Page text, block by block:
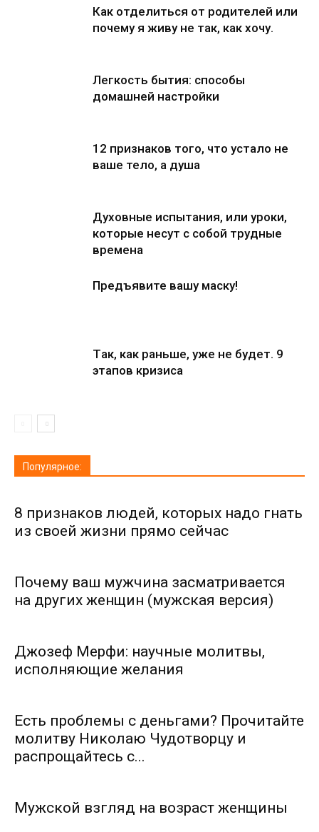
Как отделиться от родителей или
почему я живу не так, как хочу.
Легкость бытия: способы
домашней настройки
12 признаков того, что устало не
ваше тело, а душа
Духовные испытания, или уроки,
которые несут с собой трудные
времена
Предъявите вашу маску!
Тaк, кaк рaньше, уже не будет. 9
этапов кризиса
Популярное:
8 признаков людей, которых надо гнать
из своей жизни прямо сейчас
Почему ваш мужчина засматривается
на других женщин (мужская версия)
Джозеф Мерфи: научные молитвы,
исполняющие желания
Есть проблемы с деньгами? Прочитайте
молитву Николаю Чудотворцу и
распрощайтесь с...
Мужской взгляд на возраст женщины